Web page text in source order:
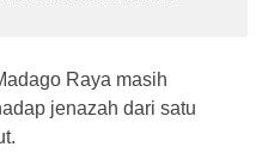
Raya masih
jenazah dari satu